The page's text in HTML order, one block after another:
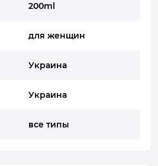
200ml
для женщин
Украина
Украина
все типы